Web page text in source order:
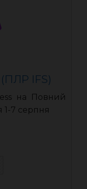
IFS)
на Повний
1-7 серпня